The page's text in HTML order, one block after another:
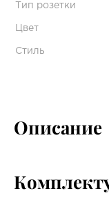
Тип розетки
Цвет
Стиль
Описание